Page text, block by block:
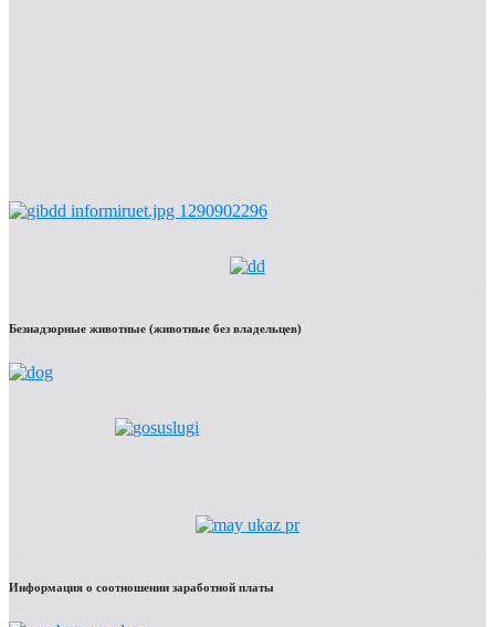
Безнадзорные животные (животные без владельцев)
Информация о соотношении заработной платы